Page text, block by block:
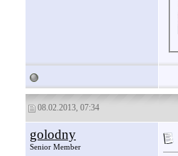
08.02.2013, 07:34
golodny
Senior Member